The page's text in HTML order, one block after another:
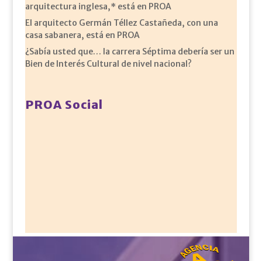
arquitectura inglesa,* está en PROA
El arquitecto Germán Téllez Castañeda, con una
casa sabanera, está en PROA
¿Sabía usted que… la carrera Séptima debería ser un
Bien de Interés Cultural de nivel nacional?
PROA Social